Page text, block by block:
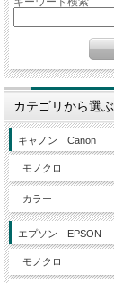
カテゴリから選ぶ
キャノン Canon
モノクロ
カラー
エプソン EPSON
モノクロ